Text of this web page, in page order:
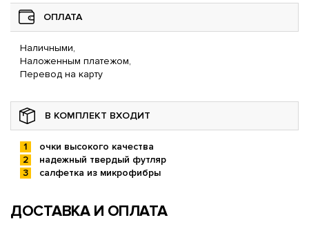
ОПЛАТА
Наличными,
Наложенным платежом,
Перевод на карту
В КОМПЛЕКТ ВХОДИТ
очки высокого качества
надежный твердый футляр
салфетка из микрофибры
ДОСТАВКА И ОПЛАТА